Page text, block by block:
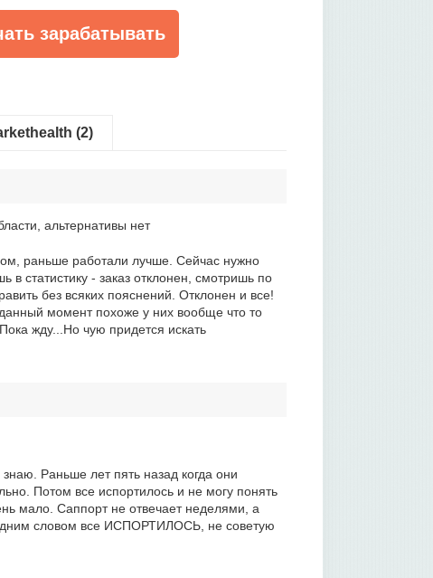
зарабатывать
(2)
альтернативы нет
раньше работали лучше. Сейчас нужно
в статистику - заказ отклонен, смотришь по
без всяких пояснений. Отклонен и все!
момент похоже у них вообще что то
жду...Но чую придется искать
Раньше лет пять назад когда они
Потом все испортилось и не могу понять
мало. Саппорт не отвечает неделями, а
словом все ИСПОРТИЛОСЬ, не советую